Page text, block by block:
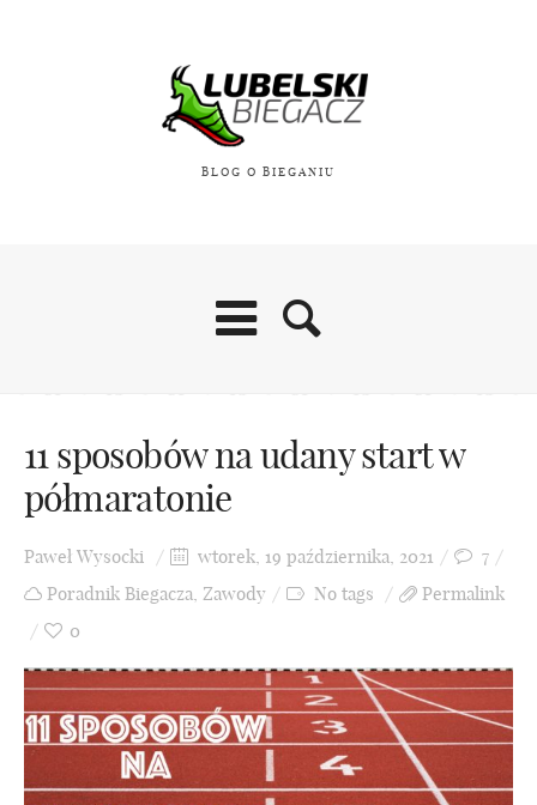
BLOG O BIEGANIU
11 sposobów na udany start w
półmaratonie
Paweł Wysocki wtorek, 19 października, 2021
7
Poradnik Biegacza, Zawody No tags
Permalink
0